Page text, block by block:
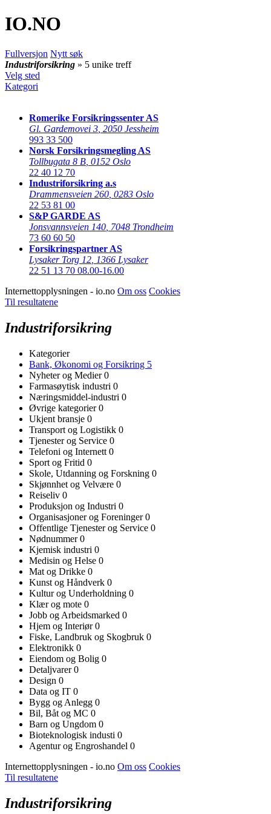
IO.NO
Fullversjon Nytt søk
Industriforsikring » 5 unike treff
Velg sted
Kategori
Romerike Forsikringssenter AS
Gl. Gardemovei 3 2050 Jessheim
993 33 500
Norsk Forsikringsmegling AS
Tollbugata 8 B 0152 Oslo
22 40 12 70
Industriforsikring a.s
Drammensveien 260 0283 Oslo
22 53 81 00
S&P GARDE AS
Jonsvannsveien 140 7048 Trondheim
73 60 60 50
Forsikringspartner AS
Lysaker Torg 12 1366 Lysaker
22 51 13 70 08.00-16.00
Internettopplysningen - io.no Om oss Cookies
Til resultatene
Industriforsikring
Kategorier
Bank, Økonomi og Forsikring 5
Nyheter og Medier0
Farmasøytisk industri 0
Næringsmiddel-industri 0
Øvrige kategorier0
Ukjent bransje 0
Transport og Logistikk 0
Tjenester og Service 0
Telefoni og Internett 0
Sport og Fritid 0
Skole, Utdanning og Forskning 0
Skjønnhet og Velvære 0
Reiseliv 0
Produksjon og Industri 0
Organisasjoner og Foreninger0
Offentlige Tjenester og Service 0
Nødnummer0
Kjemisk industri 0
Medisin og Helse 0
Mat og Drikke 0
Kunst og Håndverk 0
Kultur og Underholdning 0
Klær og mote 0
Jobb og Arbeidsmarked 0
Hjem og Interiør0
Fiske, Landbruk og Skogbruk 0
Elektronikk 0
Eiendom og Bolig 0
Detaljvarer0
Design 0
Data og IT 0
Bygg og Anlegg 0
Bil, Båt og MC 0
Barn og Ungdom 0
Bioteknologisk industi 0
Agentur og Engroshandel 0
Internettopplysningen - io.no Om oss Cookies
Til resultatene
Industriforsikring